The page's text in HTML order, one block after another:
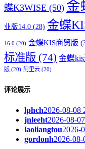
蝶K3WISE (50) 金
业版14.0 (28) 金蝶
16.0 (20) 金蝶KIS商贸版
标准版 (74) 金蝶
版 (20) 阿里云 (20)
评论展示
lphch2026-08-08
jnleeht2026-08-
laoliangtou2026-
gordonh2026-